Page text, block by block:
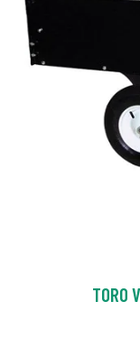
TORO